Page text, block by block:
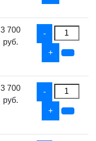
3 700
руб.
3 700
руб.